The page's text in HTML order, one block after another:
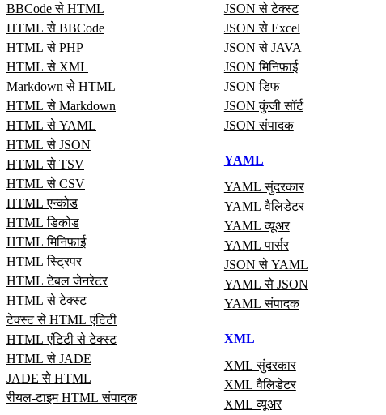
BBCode से HTML
HTML से BBCode
HTML से PHP
HTML से XML
Markdown से HTML
HTML से Markdown
HTML से YAML
HTML से JSON
HTML से TSV
HTML से CSV
HTML एन्कोड
HTML डिकोड
HTML मिनिफ़ाई
HTML स्ट्रिपर
HTML टेबल जेनरेटर
HTML से टेक्स्ट
टेक्स्ट से HTML एंटिटी
HTML एंटिटी से टेक्स्ट
HTML से JADE
JADE से HTML
रीयल‑टाइम HTML संपादक
JSON से टेक्स्ट
JSON से Excel
JSON से JAVA
JSON मिनिफ़ाई
JSON डिफ
JSON कुंजी सॉर्ट
JSON संपादक
YAML
YAML सुंदरकार
YAML वैलिडेटर
YAML व्यूअर
YAML पार्सर
JSON से YAML
YAML से JSON
YAML संपादक
XML
XML सुंदरकार
XML वैलिडेटर
XML व्यूअर